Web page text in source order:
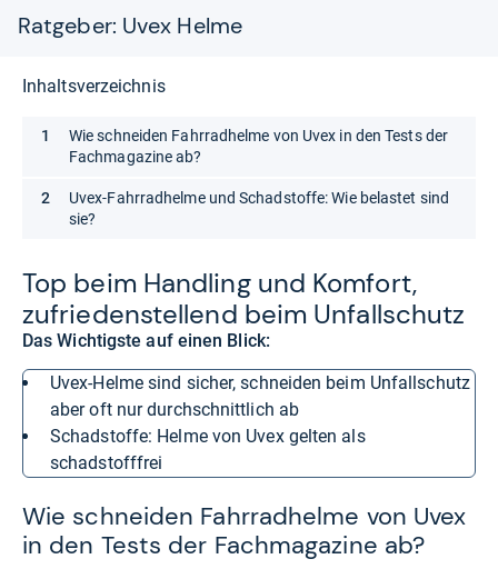
Ratgeber: Uvex Helme
Top beim Hand­ling und Kom­fort,
zufrie­den­stel­lend beim Unfall­schutz
Das Wichtigste auf einen Blick:
Uvex-Helme sind sicher, schneiden beim Unfallschutz
aber oft nur durchschnittlich ab
Schadstoffe: Helme von Uvex gelten als
schadstofffrei
Wie schneiden Fahrradhelme von Uvex
in den Tests der Fachmagazine ab?
Inhaltsverzeichnis
Wie schneiden Fahrradhelme von Uvex in den Tests der
Fachmagazine ab?
Uvex-Fahrradhelme und Schadstoffe: Wie belastet sind
sie?